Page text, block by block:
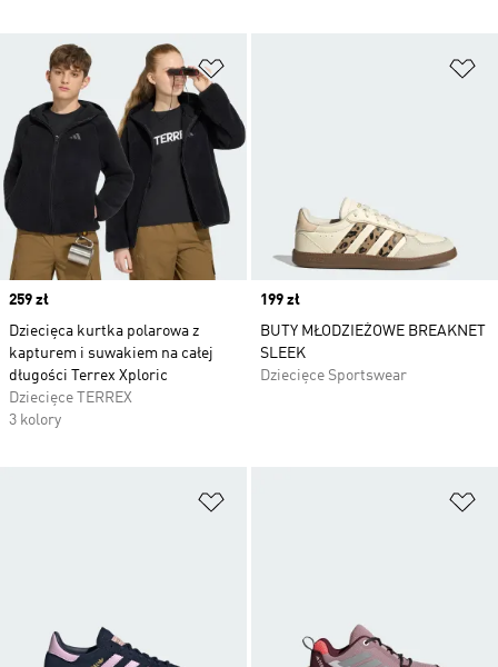
Price
259 zł
Dziecięca kurtka polarowa z
kapturem i suwakiem na całej
długości Terrex Xploric
Dziecięce TERREX
3 kolory
Price
199 zł
BUTY MŁODZIEŻOWE BREAKNET
SLEEK
Dziecięce Sportswear